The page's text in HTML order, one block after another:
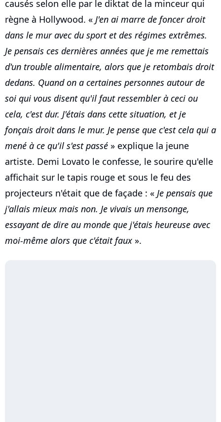
causés selon elle par le diktat de la minceur qui
règne à Hollywood. « J'en ai marre de foncer droit
dans le mur avec du sport et des régimes extrêmes.
Je pensais ces dernières années que je me remettais
d'un trouble alimentaire, alors que je retombais droit
dedans. Quand on a certaines personnes autour de
soi qui vous disent qu'il faut ressembler à ceci ou
cela, c'est dur. J'étais dans cette situation, et je
fonçais droit dans le mur. Je pense que c'est cela qui a
mené à ce qu'il s'est passé » explique la jeune
artiste. Demi Lovato le confesse, le sourire qu'elle
affichait sur le tapis rouge et sous le feu des
projecteurs n'était que de façade : « Je pensais que
j'allais mieux mais non. Je vivais un mensonge,
essayant de dire au monde que j'étais heureuse avec
moi-même alors que c'était faux ».